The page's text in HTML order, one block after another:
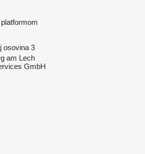
osovina 3
am Lech
GmbH